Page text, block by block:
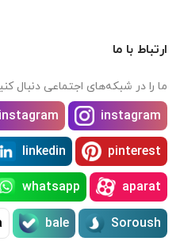
ارتباط با ما
ما را در شبکه‌های اجتماعی دنبال
instagram
instagram
pinterest
linkedin
aparat
whatsapp
Soroush
bale